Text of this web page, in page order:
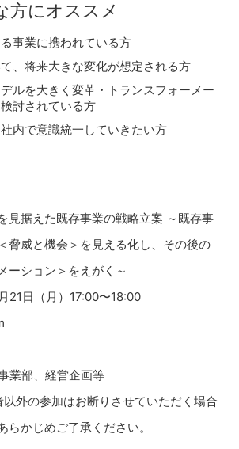
にオススメ
事業に携われている方
、将来大きな変化が想定される方
ルを大きく変革・トランスフォーメー
討されている方
内で意識統一していきたい方
見据えた既存事業の戦略立案 ～既存事
脅威と機会＞を見える化し、その後の
ーション＞をえがく～
21日（月）17:00〜18:00
業部、経営企画等
外の参加はお断りさせていただく場合
らかじめご了承ください。